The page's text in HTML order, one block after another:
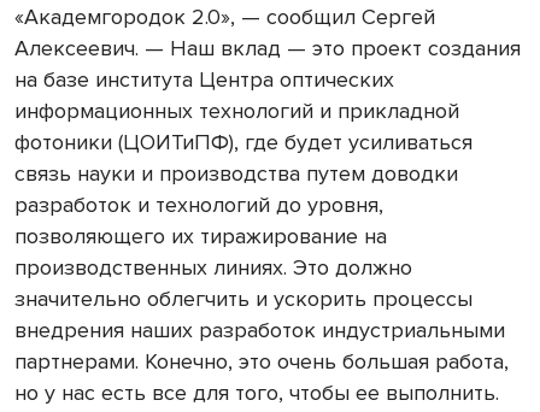
«Академгородок 2.0», — сообщил Сергей
Алексеевич. — Наш вклад — это проект создания
на базе института Центра оптических
информационных технологий и прикладной
фотоники (ЦОИТиПФ), где будет усиливаться
связь науки и производства путем доводки
разработок и технологий до уровня,
позволяющего их тиражирование на
производственных линиях. Это должно
значительно облегчить и ускорить процессы
внедрения наших разработок индустриальными
партнерами. Конечно, это очень большая работа,
но у нас есть все для того, чтобы ее выполнить.